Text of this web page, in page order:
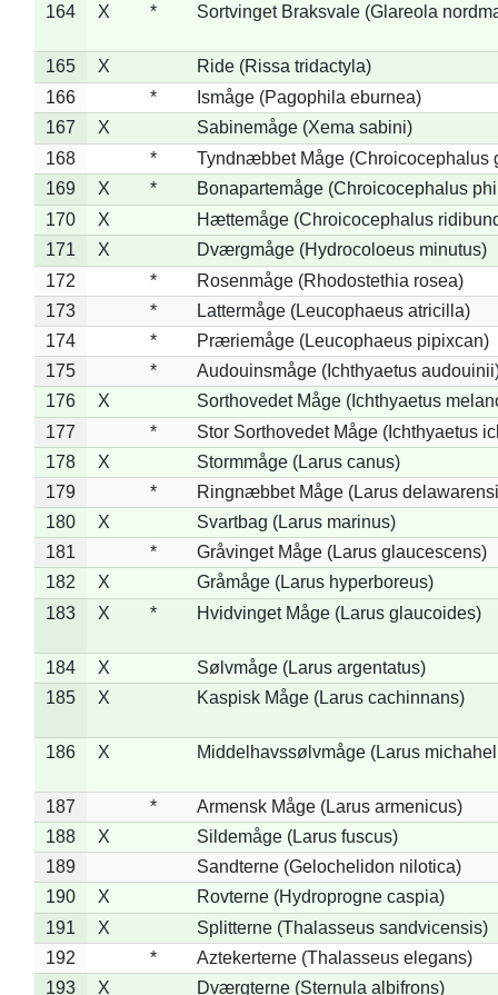
164
X * Sortvinget Braksvale (Glareola
165 X
Ride (Rissa tridactyla)
166
*
Ismåge (Pagophila eburnea)
167
X
Sabinemåge (Xema sabini)
168
*
Tyndnæbbet Måge (Chroicocephalus
169
X *
Bonapartemåge (Chroicocephalus
170
X
Hættemåge (Chroicocephalus
171
X
Dværgmåge (Hydrocoloeus minutus)
172
*
Rosenmåge (Rhodostethia rosea)
173
*
Lattermåge (Leucophaeus atricilla)
174
*
Præriemåge (Leucophaeus pipixcan)
175
*
Audouinsmåge (Ichthyaetus
176
X
Sorthovedet Måge (Ichthyaetus
177
*
Stor Sorthovedet Måge (Ichthyaetus
178
X
Stormmåge (Larus canus)
179
*
Ringnæbbet Måge (Larus
180
X
Svartbag (Larus marinus)
181
*
Gråvinget Måge (Larus glaucescens)
182
X
Gråmåge (Larus hyperboreus)
183
X * Hvidvinget Måge (Larus glaucoides)
184 X
Sølvmåge (Larus argentatus)
185
X Kaspisk Måge (Larus cachinnans)
186 X Middelhavssølvmåge (Larus
187 *
Armensk Måge (Larus armenicus)
188
X
Sildemåge (Larus fuscus)
189
Sandterne (Gelochelidon nilotica)
190
X
Rovterne (Hydroprogne caspia)
191
X
Splitterne (Thalasseus sandvicensis)
192
*
Aztekerterne (Thalasseus elegans)
193
X Dværgterne (Sternula albifrons)